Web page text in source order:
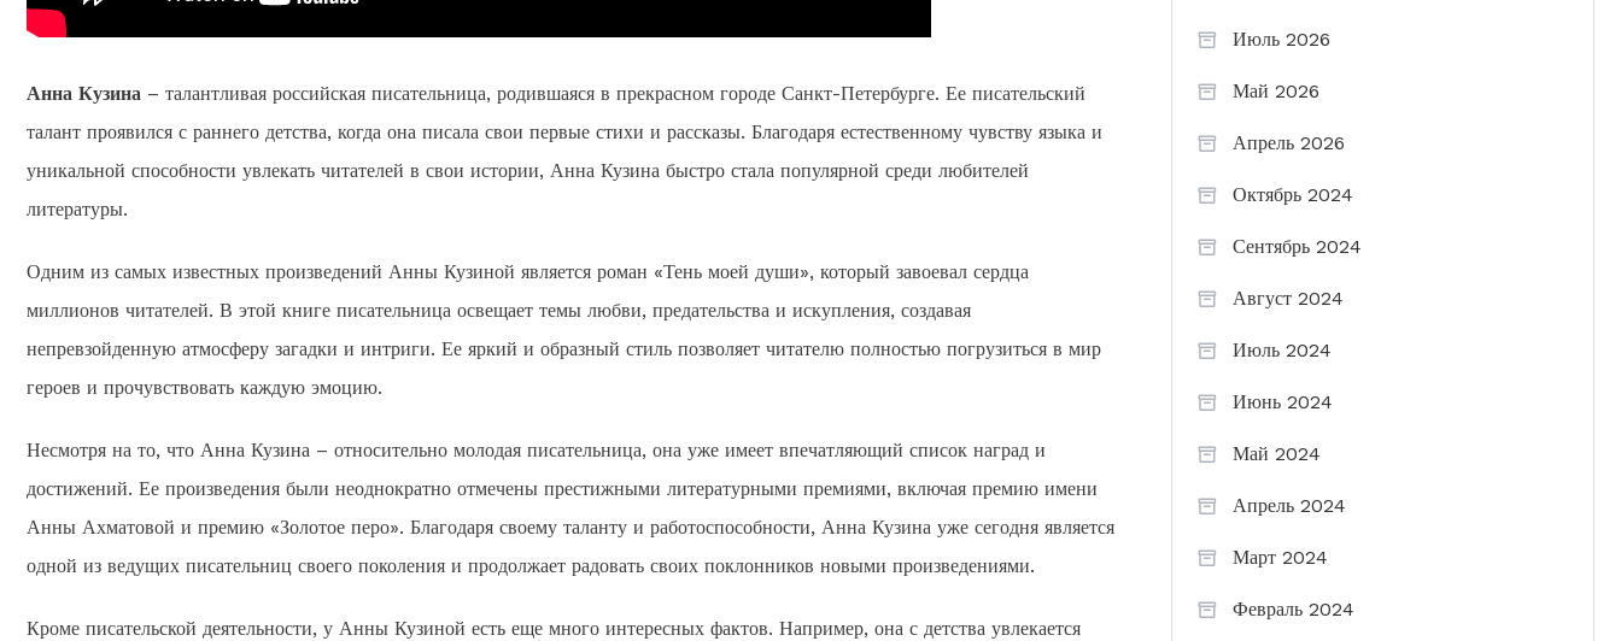
Анна Кузина – талантливая российская писательница, родившаяся в прекрасном городе Санкт-Петербурге. Ее писательский
талант проявился с раннего детства, когда она писала свои первые стихи и рассказы. Благодаря естественному чувству языка и
уникальной способности увлекать читателей в свои истории, Анна Кузина быстро стала популярной среди любителей
литературы.
Одним из самых известных произведений Анны Кузиной является роман «Тень моей души», который завоевал сердца
миллионов читателей. В этой книге писательница освещает темы любви, предательства и искупления, создавая
непревзойденную атмосферу загадки и интриги. Ее яркий и образный стиль позволяет читателю полностью погрузиться в мир
героев и прочувствовать каждую эмоцию.
Несмотря на то, что Анна Кузина – относительно молодая писательница, она уже имеет впечатляющий список наград и
достижений. Ее произведения были неоднократно отмечены престижными литературными премиями, включая премию имени
Анны Ахматовой и премию «Золотое перо». Благодаря своему таланту и работоспособности, Анна Кузина уже сегодня является
одной из ведущих писательниц своего поколения и продолжает радовать своих поклонников новыми произведениями.
Кроме писательской деятельности, у Анны Кузиной есть еще много интересных фактов. Например, она с детства увлекается
Июль 2026
Май 2026
Апрель 2026
Октябрь 2024
Сентябрь 2024
Август 2024
Июль 2024
Июнь 2024
Май 2024
Апрель 2024
Март 2024
Февраль 2024